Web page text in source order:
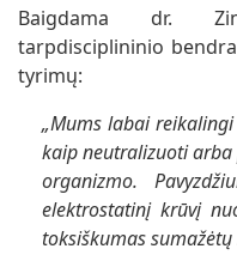
Baigdama dr.
tarpdisciplininio
tyrimų:
„Mums labai
kaip neutralizuoti
organizmo.
elektrostatinį krūvį
toksiškumas